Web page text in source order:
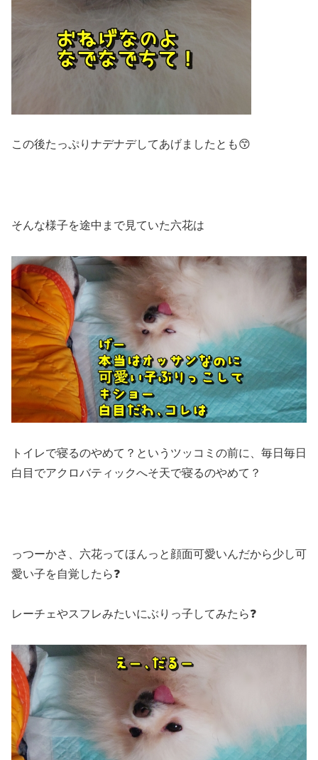
この後たっぷりナデナデしてあげましたとも😙
そんな様子を途中まで見ていた六花は
トイレで寝るのやめて？というツッコミの前に、毎日毎日
白目でアクロバティックへそ天で寝るのやめて？
っつーかさ、六花ってほんっと顔面可愛いんだから少し可
愛い子を自覚したら❓
レーチェやスフレみたいにぶりっ子してみたら❓